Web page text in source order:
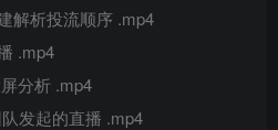
解析投流顺序 .mp4
.mp4
分析 .mp4
发起的直播 .mp4